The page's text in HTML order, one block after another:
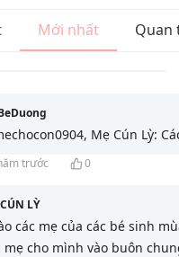
Mới nhất Quan
Mẹ Cún Lỳ:
trước 0
LỲ
các mẹ của các bé sinh
mẹ cho mình vào buôn